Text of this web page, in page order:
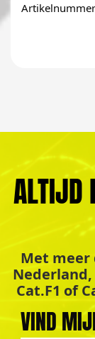
ALTIJD
Met meer
Cat.F1 of
VIND